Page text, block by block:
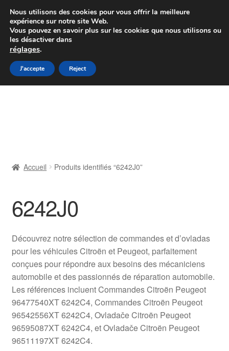
Colissimo livraison à partir de 7 EUR
Du lundi au vendredi de 9 h à 16 h
Aller
à
Aller
au
Livraison
Livraison internationale
Mon compte
Paiements
Panier
Plainte
Accueil Produits identifiés “6242J0”
6242J0
Découvrez notre sélection de commandes et d’ovladas
pour les véhicules Citroën et Peugeot, parfaitement
conçues pour répondre aux besoins des mécaniciens
automobile et des passionnés de réparation automobile.
Les références incluent Commandes Citroën Peugeot
96477540XT 6242C4, Commandes Citroën Peugeot
96542556XT 6242C4, Ovladače Citroën Peugeot
96595087XT 6242C4, et Ovladače Citroën Peugeot
96511197XT 6242C4.
Nous utilisons des cookies pour vous offrir la meilleure
expérience sur notre site Web.
Vous pouvez en savoir plus sur les cookies que nous utilisons ou
les désactiver dans
réglages.
J'accepte Reject